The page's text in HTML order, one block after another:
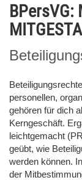
BPersVG:
personellen,
gehören für dich
Kerngeschäft.
leichtgemacht
geübt, wie
werden können.
der